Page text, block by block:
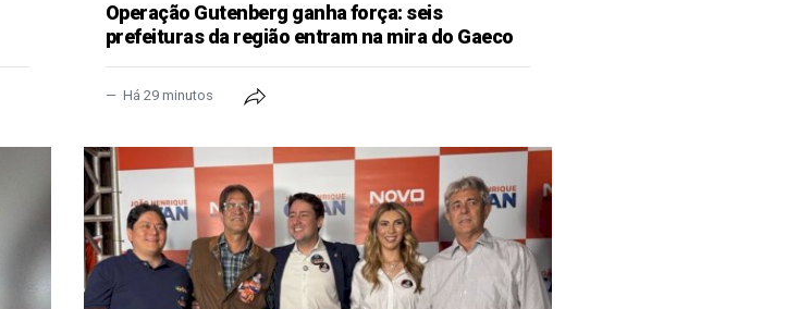
Operação Gutenberg ganha força: seis
prefeituras da região entram na mira do Gaeco
Há 29 minutos